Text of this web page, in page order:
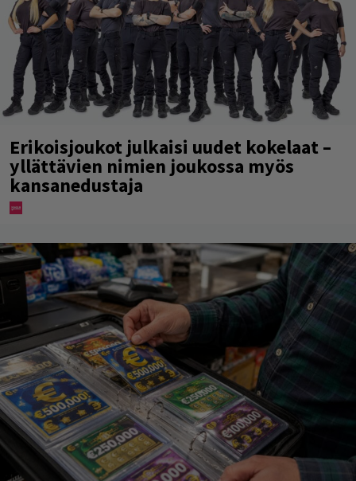
Erikoisjoukot julkaisi uudet kokelaat –
yllättävien nimien joukossa myös
kansanedustaja